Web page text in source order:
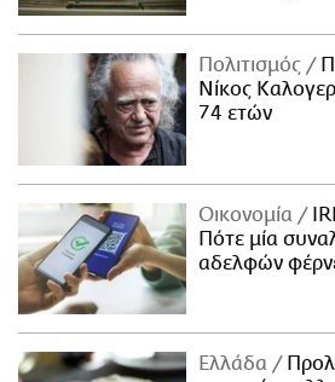
Πολιτισμός
Νίκος
74 ετών
Οικονομία
Πότε μία
αδελφών
Ελλάδα